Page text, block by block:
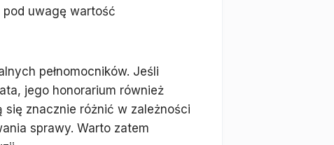
pod uwagę wartość
pełnomocników. Jeśli
jego honorarium również
znacznie różnić w zależności
sprawy. Warto zatem